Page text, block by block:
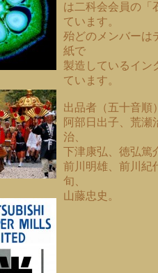
は二科会会員の「
ています。
殆どのメンバーは
紙で
製造しているイン
ています。
出品者（五十音順
阿部日出子、荒瀬
治、
下津康弘、徳弘篤
前川明雄、前川紀
旬、
山藤忠史。